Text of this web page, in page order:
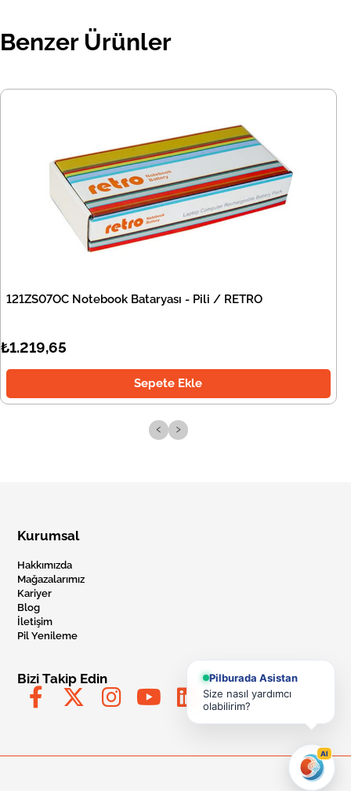
Benzer Ürünler
121ZS07OC Notebook Bataryası - Pili / RETRO
₺1.219,65
Sepete Ekle
‹ ›
Kurumsal
Hakkımızda
Mağazalarımız
Kariyer
Blog
İletişim
Pil Yenileme
Bizi Takip Edin
Pilburada Asistan
Size nasıl yardımcı
olabilirim?
AI